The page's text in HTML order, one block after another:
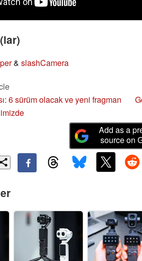
& slashCamera
6 sürüm olacak ve yeni fragman
Add as a
source on